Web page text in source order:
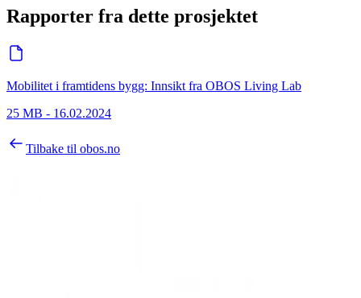
Rapporter fra dette prosjektet
Mobilitet i framtidens bygg: Innsikt fra OBOS Living Lab
25 MB - 16.02.2024
Tilbake til obos.no